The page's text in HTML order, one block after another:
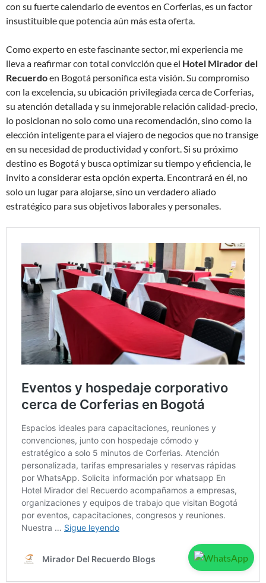
con su fuerte calendario de eventos en Corferias, es un factor
insustituible que potencia aún más esta oferta.
Como experto en este fascinante sector, mi experiencia me
lleva a reafirmar con total convicción que el Hotel Mirador del
Recuerdoen Bogotá personifica esta visión. Su compromiso
con la excelencia, su ubicación privilegiada cerca de Corferias,
su atención detallada y su inmejorable relación calidad-precio,
lo posicionan no solo como una recomendación, sino como la
elección inteligente para el viajero de negocios que no transige
en su necesidad de productividad y confort. Si su próximo
destino es Bogotá y busca optimizar su tiempo y eficiencia, le
invito a considerar esta opción experta. Encontrará en él, no
solo un lugar para alojarse, sino un verdadero aliado
estratégico para sus objetivos laborales y personales.